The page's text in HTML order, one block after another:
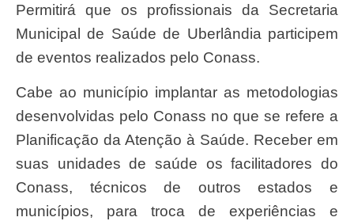
Permitirá que os profissionais da Secretaria
Municipal de Saúde de Uberlândia participem
de eventos realizados pelo Conass.
Cabe ao município implantar as metodologias
desenvolvidas pelo Conass no que se refere a
Planificação da Atenção à Saúde. Receber em
suas unidades de saúde os facilitadores do
Conass, técnicos de outros estados e
municípios, para troca de experiências e